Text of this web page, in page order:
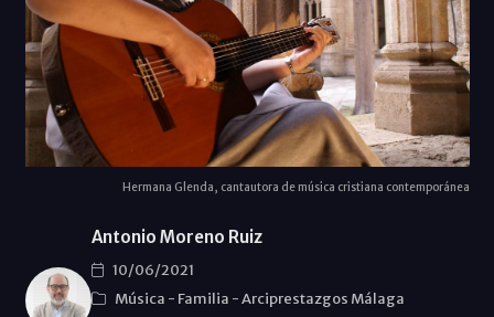
Hermana Glenda, cantautora de música cristiana contemporánea
Antonio Moreno Ruiz
10/06/2021
Música - Familia -Arciprestazgos Málaga